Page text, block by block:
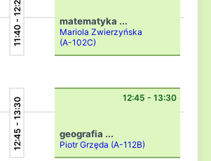
11:40 - 12:25
12:45 - 13:30
matematyka ...
Mariola Zwierzyńska
(A-102C)
12:45 - 13:30
geografia ...
Piotr Grzęda (A-112B)